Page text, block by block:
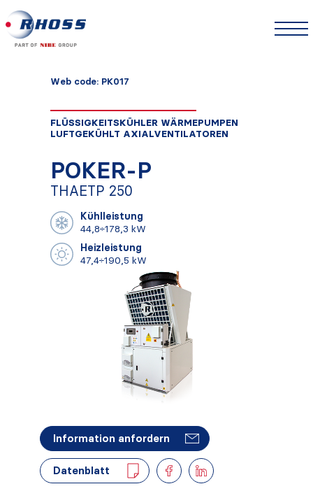
Web code: PK017
FLÜSSIGKEITSKÜHLER WÄRMEPUMPEN
LUFTGEKÜHLT AXIALVENTILATOREN
POKER-P
THAETP 250
Kühlleistung
44,8÷178,3 kW
Heizleistung
47,4÷190,5 kW
Information anfordern
Datenblatt